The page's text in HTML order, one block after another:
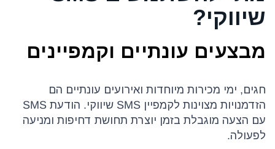
שיווקי?
מבצעים עונתיים וקמפיינים
חגים, ימי מכירות מיוחדות ואירועים עונתיים הם
הזדמנויות מצוינות לקמפיין SMS שיווקי. הודעת SMS
עם הצעה מוגבלת בזמן יוצרת תחושת דחיפות ומניעה
לפעולה.